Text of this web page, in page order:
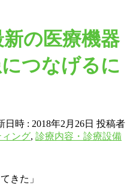
の医療機器
つなげるに
日時 : 2018年2月26日 投稿者
ング, 診療内容・診療設備
きた」